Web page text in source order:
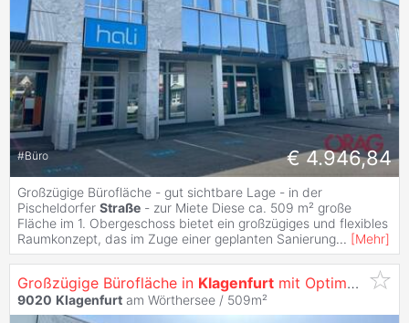
#Büro € 4.946,84
Großzügige Bürofläche - gut sichtbare Lage - in der
Pischeldorfer Straße - zur Miete Diese ca. 509 m² große
Fläche im 1. Obergeschoss bietet ein großzügiges und flexibles
Raumkonzept, das im Zuge einer geplanten Sanierung... [Mehr]
Großzügige Bürofläche in Klagenfurt mit Optimaler Werbewirksamkeit -
9020 Klagenfurt am Wörthersee / 509m²